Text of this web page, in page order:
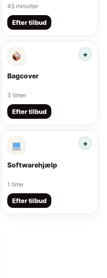
45 minutter
Efter tilbud
Bagcover
3 timer
Efter tilbud
Softwarehjælp
1 time
Efter tilbud